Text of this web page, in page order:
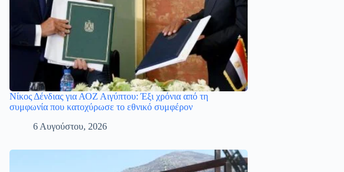
Νίκος Δένδιας για ΑΟΖ Αιγύπτου: Έξι χρόνια από τη
συμφωνία που κατοχύρωσε το εθνικό συμφέρον
6 Αυγούστου, 2026